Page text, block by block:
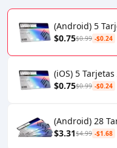
(Android) 5
$0.75$0.99 -$0.24
(iOS) 5
$0.75$0.99 -$0.24
(Android) 28
$3.31$4.99 -$1.68